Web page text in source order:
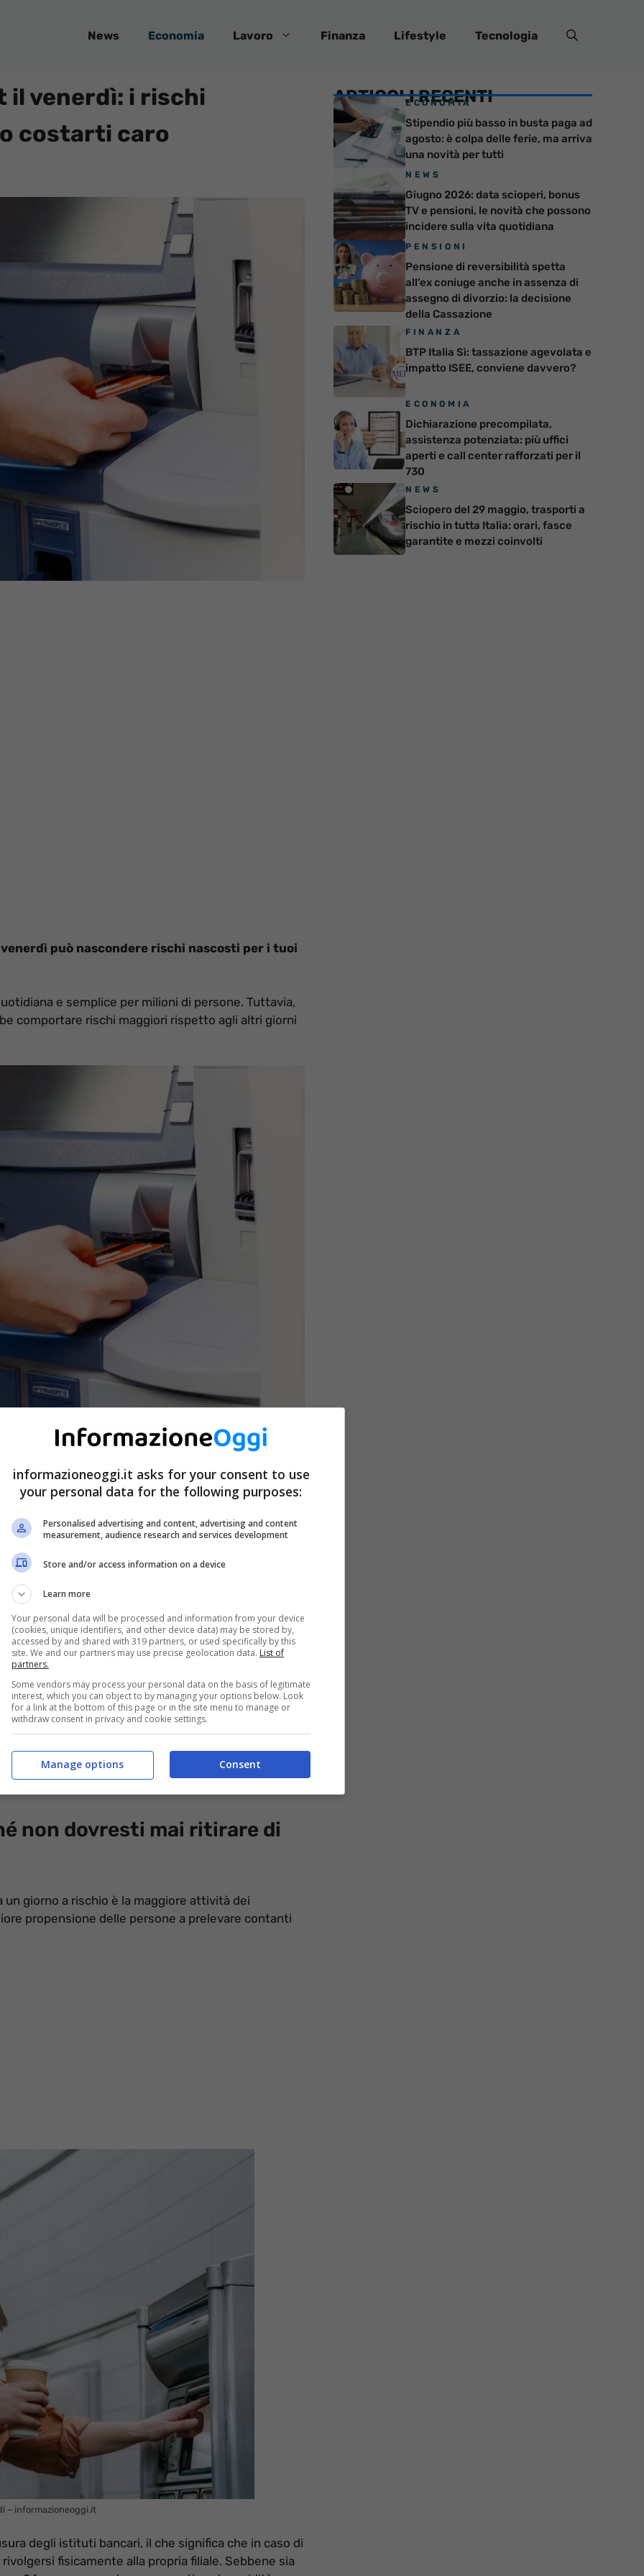
News Economia Lavoro Finanza Lifestyle Tecnologia
il venerdì: i rischi
costarti caro
può nascondere rischi nascosti per i tuoi
e semplice per milioni di persone. Tuttavia,
comportare rischi maggiori rispetto agli altri giorni
costarti caro – informazioneoggi.it
da utilizzare nel fine settimana, ma è proprio in
attivi e predisposti a colpire.
venerdì per far fronte alle spese di svago come
considerare però i pericoli nascosti dietro questa
sia il giorno di chiusura delle banche rende
problemi in caso di truffa.
non dovresti mai ritirare di
giorno a rischio è la maggiore attività dei
propensione delle persone a prelevare contanti
– informazioneoggi.it
degli istituti bancari, il che significa che in caso di
fisicamente alla propria filiale. Sebbene sia
ARTICOLI RECENTI
ECONOMIA
Stipendio più basso in busta paga ad
agosto: è colpa delle ferie, ma arriva
una novità per tutti
NEWS
Giugno 2026: data scioperi, bonus
TV e pensioni, le novità che possono
incidere sulla vita quotidiana
PENSIONI
Pensione di reversibilità spetta
all’ex coniuge anche in assenza di
assegno di divorzio: la decisione
della Cassazione
FINANZA
BTP Italia Sì: tassazione agevolata e
impatto ISEE, conviene davvero?
ECONOMIA
Dichiarazione precompilata,
assistenza potenziata: più uffici
aperti e call center rafforzati per il
730
NEWS
Sciopero del 29 maggio, trasporti a
rischio in tutta Italia: orari, fasce
garantite e mezzi coinvolti
informazioneoggi.it asks for your consent to use
your personal data for the following purposes:
Personalised advertising and content, advertising and content
measurement, audience research and services development
Store and/or access information on a device
Learn more
Your personal data will be processed and information from your device
(cookies, unique identifiers, and other device data) may be stored by,
accessed by and shared with 319 partners, or used specifically by this
site. We and our partners may use precise geolocation data. List of
partners.
Some vendors may process your personal data on the basis of legitimate
interest, which you can object to by managing your options below. Look
for a link at the bottom of this page or in the site menu to manage or
withdraw consent in privacy and cookie settings.
Consent
Manage options